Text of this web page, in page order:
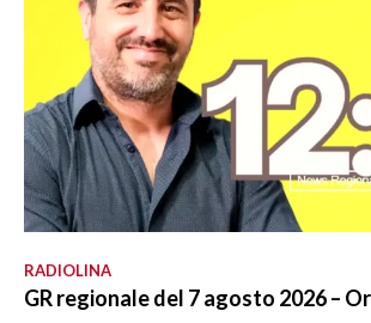
RADIOLINA
GR regionale del 7 agosto 2026 –